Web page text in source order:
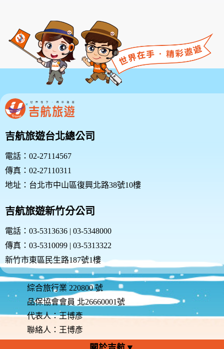
人閱讀、了解並同意本服務條款之所有內容及其後之修
改變更，方得使用本服務。當您使用本服務時，即推定
您的父母或監護人已閱讀、了解並同意接受本服務條款
之所有內容及其後之修改變更。
二、服務簡介
三、會員規範的修改
本網站有權隨時修改本規範。如果你不同意修改的內
容，請勿繼續使用本服務。如果你繼續使用本網站服
務，則表示您同意並接受本規範之任何修改。
您於任何修改或變更後繼續使用良友旅遊網，視為您已
閱讀、瞭解並同意接受該等修改或變更。
如果您不同意本約定書的內容，或者您所屬的國家或地
域排除本約定書內容之全部或一部時，您應立即停止使
四、服務的停止與更改
本網站有權隨時停止或更改各項會員服務的內容，並無
務所可能致生之困擾、不便、損害，不負任何責任。
五、隱私權保護政策
尊重您個人隱私是本網站的基本政策。因此，除法律或
因相關主管機關要求外，本網站在未獲您授權時，不會
公開您的姓名、地址、電子郵件信箱，以及其他依法受
保護的個人資訊。請詳細閱讀本網站的『責任與規範聲
明』。特此向您說明本網站的隱私權保護政策，以保障
您的權益，請您詳閱下列內容：
(一)隱私權保護政策的適用範圍: 隱私權保護政策內
容，包括本網站如何處理在您使用網站服務時收集到的
個人識別資料。隱私權保護政策不適用於本網站以外的
吉航旅遊台北總公司
電話：02-27114567
傳真：02-27110311
地址：台北市中山區復興北路38號10樓
吉航旅遊新竹分公司
電話：03-5313636 | 03-5348000
傳真：03-5310099 | 03-5313322
新竹市東區民生路187號1樓
綜合旅行業 220800 號
品保協會會員 北26660001號
代表人：王博彥
聯絡人：王博彥